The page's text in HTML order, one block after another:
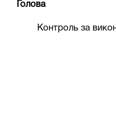
Голова
Контроль за